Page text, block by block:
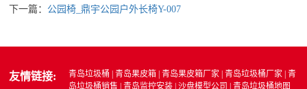
下一篇： 公园椅_鼎宇公园户外长椅Y-007
友情链接: 青岛垃圾桶 |青岛果皮箱 |青岛果皮箱厂家 |青岛垃圾桶厂家 |青
岛垃圾桶销售 |青岛监控安装 |沙盘模型公司 |青岛垃圾桶地图